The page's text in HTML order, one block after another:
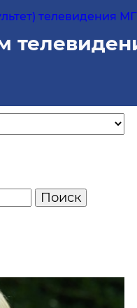
телевидения